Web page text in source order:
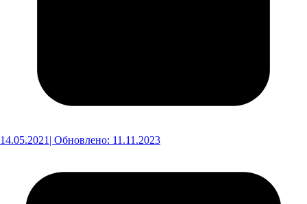
14.05.2021 | Обновлено: 11.11.2023